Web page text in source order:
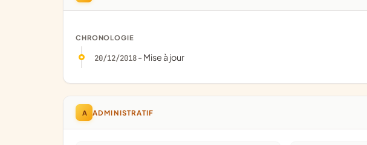
CHRONOLOGIE
20/12/2018- Mise à jour
A ADMINISTRATIF